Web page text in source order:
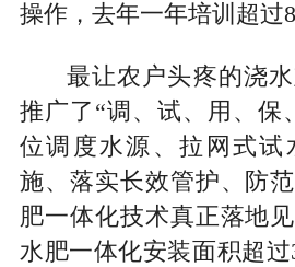
操作，去年一年培训超过
最让农户头疼的浇
推广了“调、试、用、保
位调度水源、拉网式试
施、落实长效管护、防
肥一体化技术真正落地
水肥一体化安装面积超